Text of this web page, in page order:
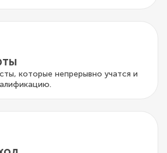
которые непрерывно учатся и